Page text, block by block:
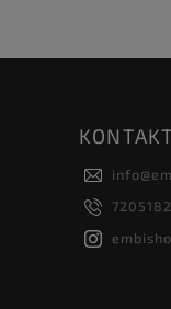
KONTAKT
info@